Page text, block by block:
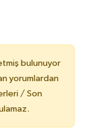
bulunuyor
yorumlardan
/ Son